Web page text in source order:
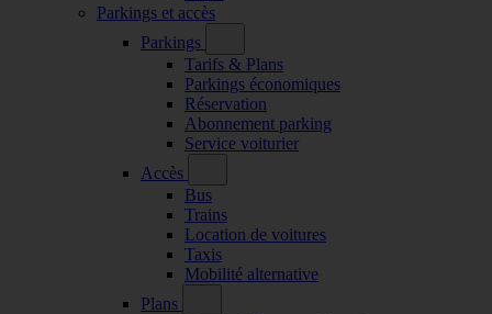
Parkings et accès
Parkings
Tarifs & Plans
Parkings économiques
Réservation
Abonnement parking
Service voiturier
Accès
Bus
Trains
Location de voitures
Taxis
Mobilité alternative
Plans